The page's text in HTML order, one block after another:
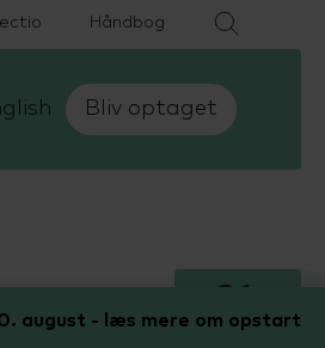
Håndbog
Bliv optaget
31.
januar
august - læs mere om opstart